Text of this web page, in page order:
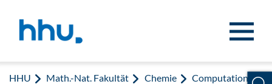
HHU Math.-Nat. Fakultät Chemie
Computational